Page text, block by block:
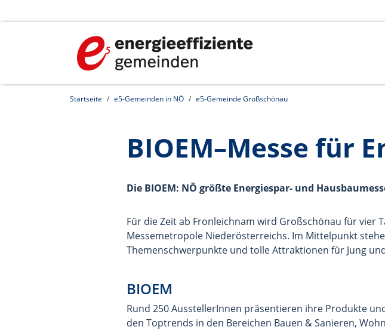
Startseite e5-Gemeinden in NÖ e5-Gemeinde Großschönau
BIOEM–Messe für
Die BIOEM: NÖ größte Energiespar- und
Für die Zeit ab Fronleichnam wird Großschönau für vier
Messemetropole Niederösterreichs. Im Mittelpunkt
Themenschwerpunkte und tolle Attraktionen für Jung
BIOEM
Rund 250 AusstellerInnen präsentieren ihre Produkte
den Toptrends in den Bereichen Bauen & Sanieren,